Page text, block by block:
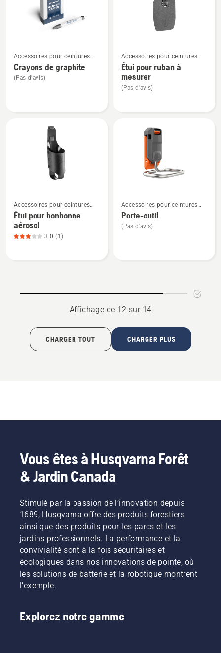
plus
de
détails
Accessoires pour ceintures
porte-outils
Crayons de graphite
(Pas d'avis)
plus
de
détails
sur
Accessoires pour ceintures
porte-outils
Étui pour ruban à
mesurer
(Pas d'avis)
plus
de
détails
Accessoires pour ceintures
porte-outils
Étui pour bonbonne
aérosol
3.0 (1)
plus
de
détails
Accessoires pour ceintures
porte-outils
Porte-outil
(Pas d'avis)
Affichage de 12 sur 14
CHARGER TOUT CHARGER PLUS
Vous êtes à Husqvarna Forêt
& Jardin Canada
Stimulé par la passion de l’innovation depuis
1689, Husqvarna offre des produits forestiers
ainsi que des produits pour les parcs et les
jardins professionnels. La performance et la
convivialité sont à la fois sécuritaires et
écologiques dans nos innovations de pointe, où
les solutions de batterie et la robotique montrent
l’exemple.
Explorez notre gamme